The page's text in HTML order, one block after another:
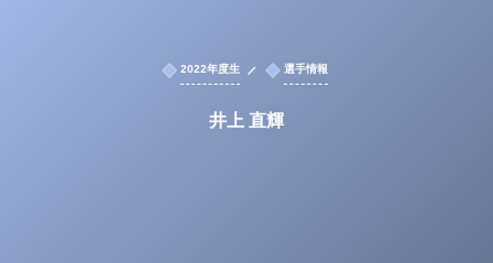
2022年度生 選手情報
井上 直輝